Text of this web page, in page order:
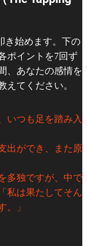
き始めます。下の
ポイントを7回ず
、あなたの感情を
えてください。
いつも足を踏み入
出ができ、また原
多独ですが、中で
私は果たしてそん
。」